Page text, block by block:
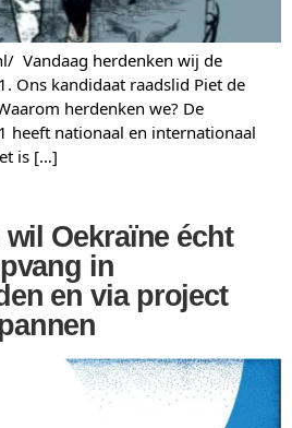
Vandaag herdenken wij de
Ons kandidaat raadslid Piet de
herdenken we? De
heeft nationaal en internationaal
is […]
Oekraïne écht
in
en via project